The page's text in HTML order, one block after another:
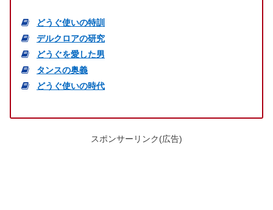
どうぐ使いの特訓
デルクロアの研究
どうぐを愛した男
タンスの奥義
どうぐ使いの時代
スポンサーリンク(広告)